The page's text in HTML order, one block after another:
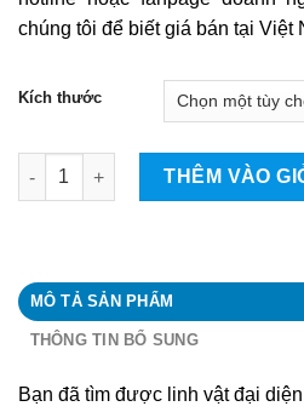
chúng tôi để biết giá bán tại Việt
Kích thước
Con chuột quantity
THÊM VÀO
MÔ TẢ SẢN PHẨM
THÔNG TIN BỔ SUNG
Bạn đã tìm được linh vật đại